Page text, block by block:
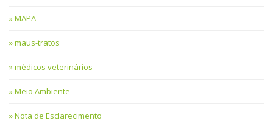
MAPA
maus-tratos
médicos veterinários
Meio Ambiente
Nota de Esclarecimento